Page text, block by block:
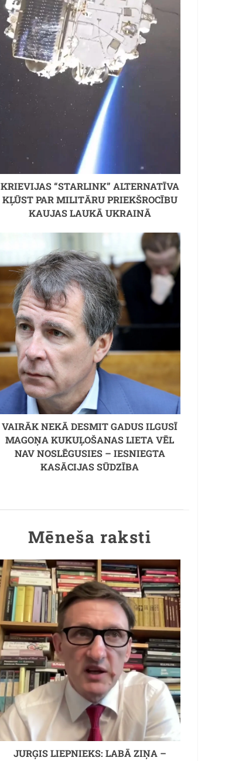
KRIEVIJAS “STARLINK” ALTERNATĪVA
KĻŪST PAR MILITĀRU PRIEKŠROCĪBU
KAUJAS LAUKĀ UKRAINĀ
VAIRĀK NEKĀ DESMIT GADUS ILGUSĪ
MAGOŅA KUKUĻOŠANAS LIETA VĒL
NAV NOSLĒGUSIES – IESNIEGTA
KASĀCIJAS SŪDZĪBA
Mēneša raksti
JURĢIS LIEPNIEKS: LABĀ ZIŅA –